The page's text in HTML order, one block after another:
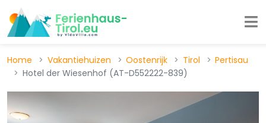
Home Vakantiehuizen Oostenrijk Tirol
Pertisau
Hotel der Wiesenhof (AT-D552222-839)